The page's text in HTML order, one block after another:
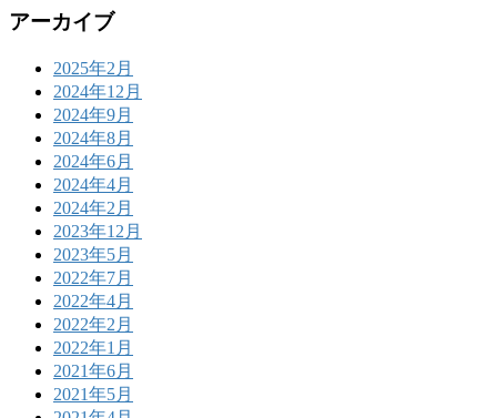
アーカイブ
2025年2月
2024年12月
2024年9月
2024年8月
2024年6月
2024年4月
2024年2月
2023年12月
2023年5月
2022年7月
2022年4月
2022年2月
2022年1月
2021年6月
2021年5月